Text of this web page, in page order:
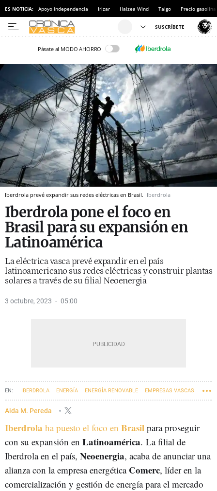
ES NOTICIA: Apoyo independencia Irizar Haizea Wind Talgo Precio gasolina
Pásate al MODO AHORRO
Iberdrola prevé expandir sus redes eléctricas en Brasil. Iberdrola
Iberdrola pone el foco en
Brasil para su expansión en
Latinoamérica
La eléctrica vasca prevé expandir en el país
latinoamericano sus redes eléctricas y construir plantas
solares a través de su filial Neoenergia
3 octubre, 2023 05:00
IBERDROLA ENERGÍA ENERGÍA RENOVABLE EMPRESAS VASCAS
Aida M. Pereda
Iberdrola ha puesto el foco en Brasil para proseguir
con su expansión en Latinoamérica. La filial de
Iberdrola en el país, Neoenergia, acaba de anunciar una
alianza con la empresa energética Comerc, líder en la
comercialización y gestión de energía para el mercado